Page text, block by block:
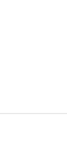
jäljillä
|